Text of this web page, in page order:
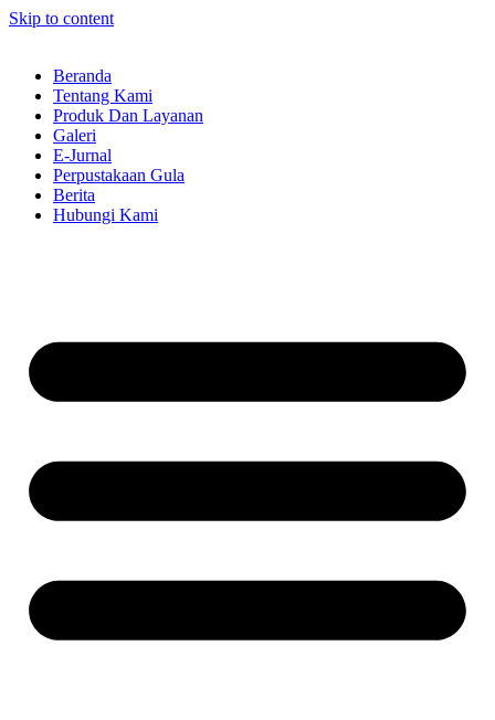
Skip to content
Beranda
Tentang Kami
Produk Dan Layanan
Galeri
E-Jurnal
Perpustakaan Gula
Berita
Hubungi Kami